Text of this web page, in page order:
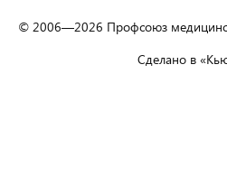
© 2006—2026 Профсоюз
Сделано в